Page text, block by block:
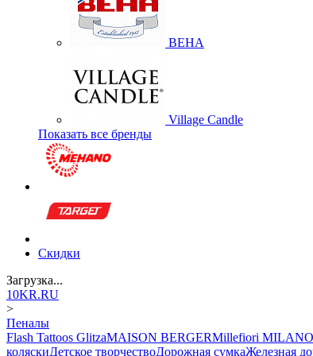
BEHA
Village Candle
Показать все бренды
Скидки
Загрузка...
10KR.RU
>
Пеналы
Flash Tattoos GlitzaMAISON BERGERMillefiori MILANO
коляскиДетское творчествоДорожная сумкаЖелезная